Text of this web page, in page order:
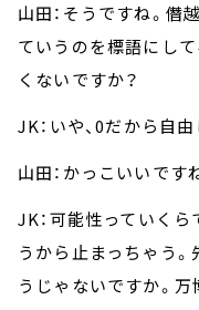
山田：そうですね。僭
ていうのを標語にし
くないですか？
JK：いや、0だから自
山田：かっこいいです
JK：可能性っていく
うから止まっちゃう
うじゃないですか。